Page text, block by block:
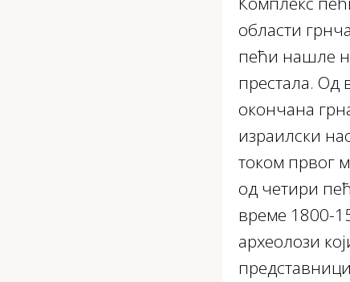
области
пећи нашле
престала. Од
окончана
израилски
током првог
од четири
време 1800-
археолози